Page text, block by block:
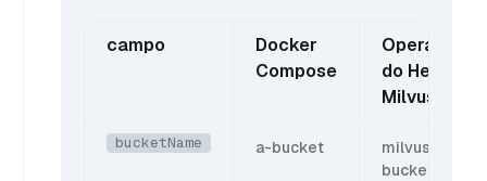
campo
Docker
Compose
Operador
do Helm /
Milvus
bucketName a-bucket
milvus-
bucket